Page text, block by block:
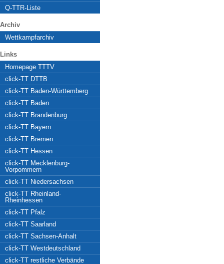
Q-TTR-Liste
Archiv
Wettkampfarchiv
Links
Homepage TTTV
click-TT DTTB
click-TT Baden-Württemberg
click-TT Baden
click-TT Brandenburg
click-TT Bayern
click-TT Bremen
click-TT Hessen
click-TT Mecklenburg-
Vorpommern
click-TT Niedersachsen
click-TT Rheinland-
Rheinhessen
click-TT Pfalz
click-TT Saarland
click-TT Sachsen-Anhalt
click-TT Westdeutschland
click-TT restliche Verbände